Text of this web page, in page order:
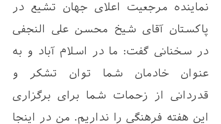
نماینده مرجعیت اعلای جهان تشیع در
پاکستان آقای شیخ محسن علی النجفی
در سخنانی گفت: ما در اسلام آباد و به
عنوان خادمان شما توان تشکر و
قدردانی از زحمات شما برای برگزاری
این هفته فرهنگی را نداریم. من در اینجا